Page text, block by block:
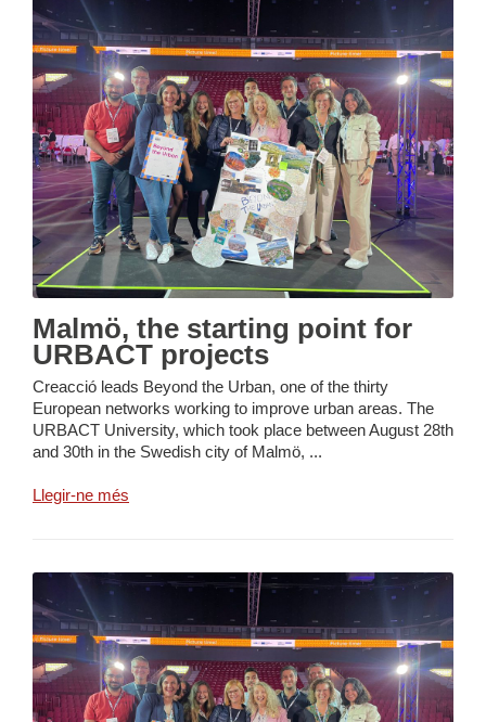
Malmö, the starting point for
URBACT projects
Creacció leads Beyond the Urban, one of the thirty
European networks working to improve urban areas. The
URBACT University, which took place between August 28th
and 30th in the Swedish city of Malmö, ...
Llegir-ne més